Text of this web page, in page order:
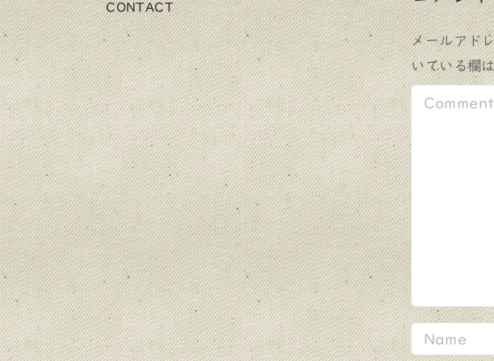
CONTACT
メールアド
いている欄
C
o
m
m
e
n
t
N